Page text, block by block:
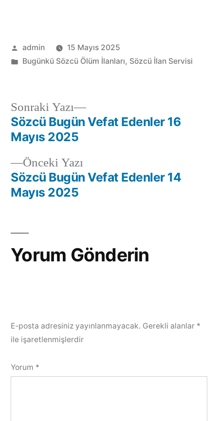
admin
15 Mayıs 2025
Bugünkü Sözcü Ölüm İlanları, Sözcü İlan Servisi
Önceki Yazı
Sözcü Bugün Vefat Edenler 14
Mayıs 2025
Sonraki Yazı
Sözcü Bugün Vefat Edenler 16
Mayıs 2025
Yorum Gönderin
E-posta adresiniz yayınlanmayacak. Gerekli alanlar *
ile işaretlenmişlerdir
Yorum *